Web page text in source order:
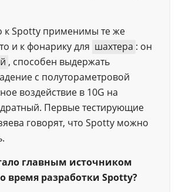
к Spotty применимы те же
и к фонарику для шахтера : он
, способен выдержать
с полутораметровой
воздействие в 10G на
Первые тестирующие
говорят, что Spotty можно
главным источником
время разработки Spotty?